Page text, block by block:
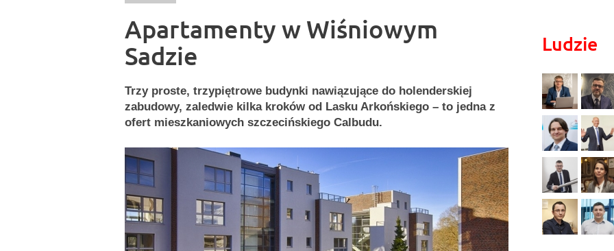
Apartamenty w Wiśniowym
Sadzie
Trzy proste, trzypiętrowe budynki nawiązujące do holenderskiej
zabudowy, zaledwie kilka kroków od Lasku Arkońskiego – to jedna z
ofert mieszkaniowych szczecińskiego Calbudu.
Ludzie